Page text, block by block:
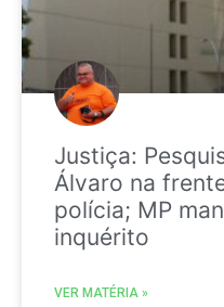
Justiça:
Álvaro na
polícia; MP
inquérito
VER MATÉRIA »